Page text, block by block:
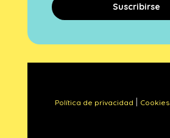
Suscribirse
Política de privacidad Cookies